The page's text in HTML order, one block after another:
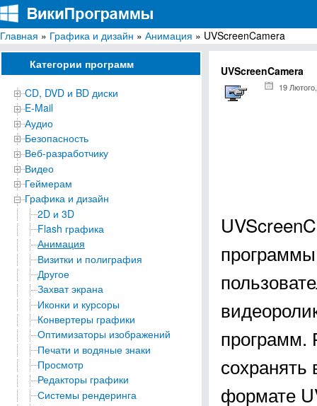
ВикиПрограммы
Энциклопедия бесплатных компьютерных программ для Windows
Главная » Графика и дизайн » Анимация » UVScreenCamera
Категории программ
CD, DVD и BD диски
E-Mail
Аудио
Безопасность
Веб-разработчику
Видео
Геймерам
Графика и дизайн
2D и 3D
Flash графика
Анимация
Визитки и полиграфия
Другое
Захват экрана
Иконки и курсоры
Конвертеры графики
Оптимизаторы изображений
Печати и водяные знаки
Просмотр
Редакторы графики
Системы рендеринга
UVScreenCamera
19
программ.
формате